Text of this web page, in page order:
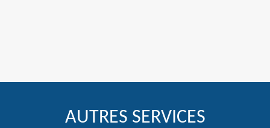
AUTRES SERVICES